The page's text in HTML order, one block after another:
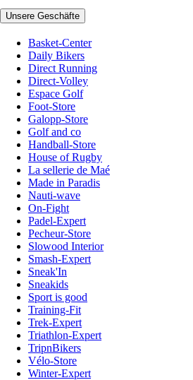
Unsere Geschäfte
Basket-Center
Daily Bikers
Direct Running
Direct-Volley
Espace Golf
Foot-Store
Galopp-Store
Golf and co
Handball-Store
House of Rugby
La sellerie de Maé
Made in Paradis
Nauti-wave
On-Fight
Padel-Expert
Pecheur-Store
Slowood Interior
Smash-Expert
Sneak'In
Sneakids
Sport is good
Training-Fit
Trek-Expert
Triathlon-Expert
TripnBikers
Vélo-Store
Winter-Expert